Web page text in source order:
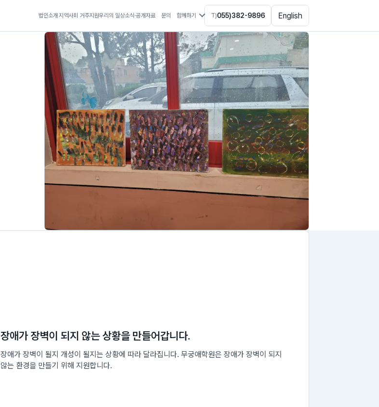
법인소개지역사회 거주지원우리의 일상소식·공개자료 문의 함께하기 T)055)382-9896 English
장애가 장벽이 되지 않는 상황을 만들어갑니다.
장애가 장벽이 될지 개성이 될지는 상황에 따라 달라집니다. 무궁애학원은 장애가 장벽이 되지
않는 환경을 만들기 위해 지원합니다.